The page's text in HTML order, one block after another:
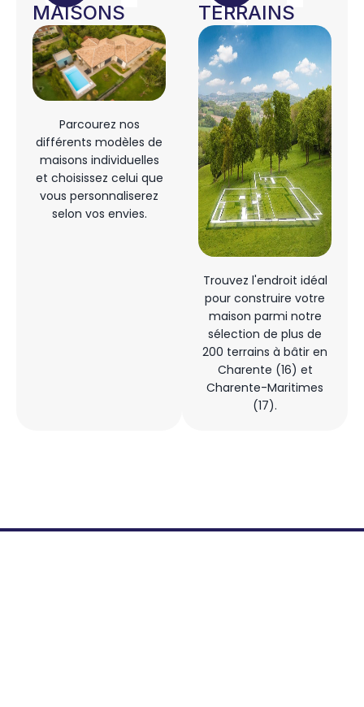
MAISONS
Parcourez nos
différents modèles de
maisons individuelles
et choisissez celui que
vous personnaliserez
selon vos envies.
TERRAINS
Trouvez l'endroit idéal
pour construire votre
maison parmi notre
sélection de plus de
200 terrains à bâtir en
Charente (16) et
Charente-Maritimes
(17).